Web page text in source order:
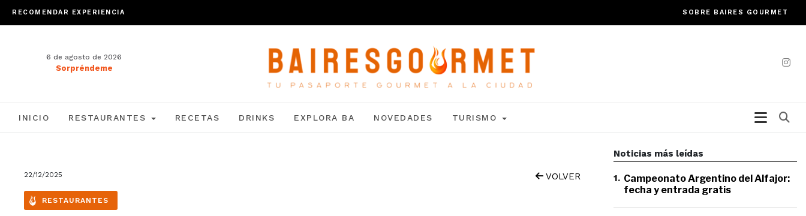
RECOMENDAR EXPERIENCIA SOBRE BAIRES GOURMET
6 de agosto de 2026
Sorpréndeme
INICIO RESTAURANTES RECETAS DRINKS EXPLORA BA NOVEDADES TURISMO
22/12/2025 VOLVER
RESTAURANTES
Noticias más leídas
1. Campeonato Argentino del Alfajor:
fecha y entrada gratis